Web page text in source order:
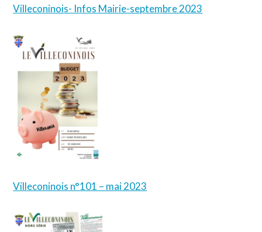
Villeconinois- Infos Mairie-septembre 2023
Villeconinois n°101 – mai 2023